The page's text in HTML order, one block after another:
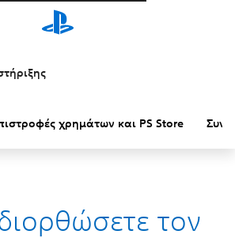
χρημάτων και PS Store
τον